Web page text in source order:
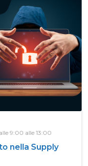
9:00 alle 13:00
nella Supply